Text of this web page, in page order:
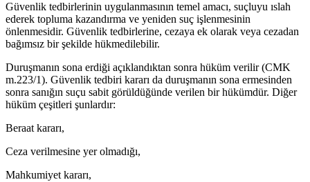
Güvenlik tedbirlerinin uygulanmasının temel amacı, suçluyu ıslah
ederek topluma kazandırma ve yeniden suç işlenmesinin
önlenmesidir. Güvenlik tedbirlerine, cezaya ek olarak veya cezadan
bağımsız bir şekilde hükmedilebilir.
Duruşmanın sona erdiği açıklandıktan sonra hüküm verilir (CMK
m.223/1). Güvenlik tedbiri kararı da duruşmanın sona ermesinden
sonra sanığın suçu sabit görüldüğünde verilen bir hükümdür. Diğer
hüküm çeşitleri şunlardır:
Beraat kararı,
Ceza verilmesine yer olmadığı,
Mahkumiyet kararı,